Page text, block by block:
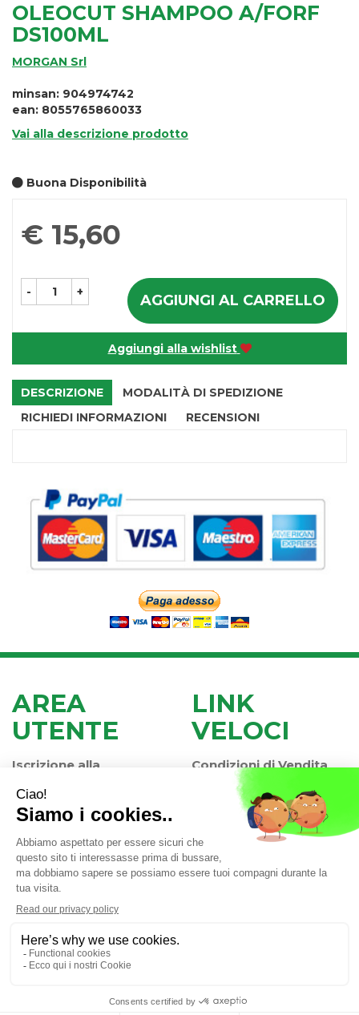
OLEOCUT SHAMPOO A/FORF
DS100ML
MORGAN Srl
minsan: 904974742
ean: 8055765860033
Vai alla descrizione prodotto
Buona Disponibilità
Prezzo
€ 15,60
- + AGGIUNGI AL CARRELLO
Aggiungi alla wishlist
DESCRIZIONE
MODALITÀ DI SPEDIZIONE
RICHIEDI INFORMAZIONI
RECENSIONI
AREA
UTENTE
Iscrizione alla
Newsletter
Contatti
Informativa Privacy
LINK
VELOCI
Condizioni di Vendita
Modalità di Pagamento
Modalità di Spedizione
e Ritiro
Valli di Chioggia (VE)
info@farmaciaiaccheri.it
04025840275 | Numero R.E.A.: VE-358876